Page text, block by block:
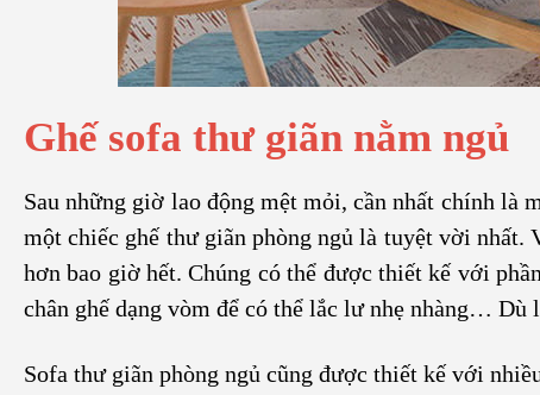
Ghế sofa thư giãn nằm ngủ
Sau những giờ lao động mệt mỏi, cần nhất chính là
một chiếc ghế thư giãn phòng ngủ là tuyệt vời nhất.
hơn bao giờ hết. Chúng có thể được thiết kế với
chân ghế dạng vòm để có thể lắc lư nhẹ nhàng…
Sofa thư giãn phòng ngủ cũng được thiết kế với